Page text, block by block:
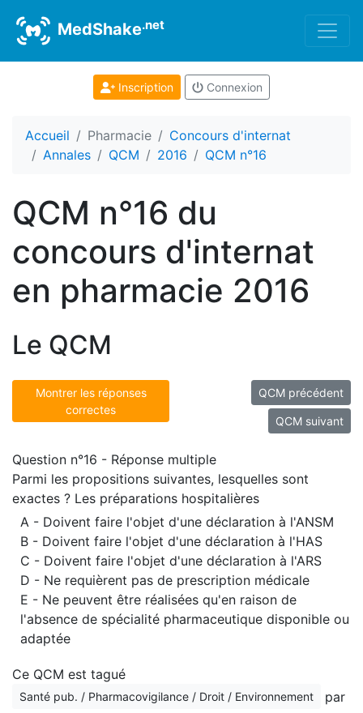
MedShake.net
Inscription Connexion
Accueil Pharmacie
Concours d'internat
Annales
QCM 2016 QCM n°16
QCM n°16 du
concours d'internat
en pharmacie 2016
Le QCM
Montrer les réponses
correctes
QCM précédent
QCM suivant
Question n°16 - Réponse multiple
Parmi les propositions suivantes, lesquelles sont
exactes ? Les préparations hospitalières
A - Doivent faire l'objet d'une déclaration à l'ANSM
B - Doivent faire l'objet d'une déclaration à l'HAS
C - Doivent faire l'objet d'une déclaration à l'ARS
D - Ne requièrent pas de prescription médicale
E - Ne peuvent être réalisées qu'en raison de
l'absence de spécialité pharmaceutique disponible ou
adaptée
Ce QCM est tagué
Santé pub. / Pharmacovigilance / Droit / Environnement
par